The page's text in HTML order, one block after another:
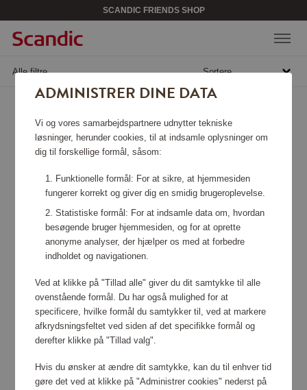
SCANDIC FRIENDS SHOP
Alle filtre Sortere
ADMINISTRER DINE DATA
Vi og vores samarbejdspartnere udnytter tekniske
løsninger, herunder cookies, til at indsamle oplysninger om
dig til forskellige formål, såsom:
Funktionelle formål: For at sikre, at hjemmesiden
fungerer korrekt og giver dig en smidig brugeroplevelse.
Statistiske formål: For at indsamle data om, hvordan
besøgende bruger hjemmesiden, og for at oprette
anonyme analyser, der hjælper os med at forbedre
indholdet og navigationen.
Ved at klikke på "Tillad alle" giver du dit samtykke til alle
ovenstående formål. Du har også mulighed for at
specificere, hvilke formål du samtykker til, ved at markere
afkrydsningsfeltet ved siden af det specifikke formål og
derefter klikke på "Tillad valg".
Hvis du ønsker at ændre dit samtykke, kan du til enhver tid
gøre det ved at klikke på "Administrer cookies" nederst på